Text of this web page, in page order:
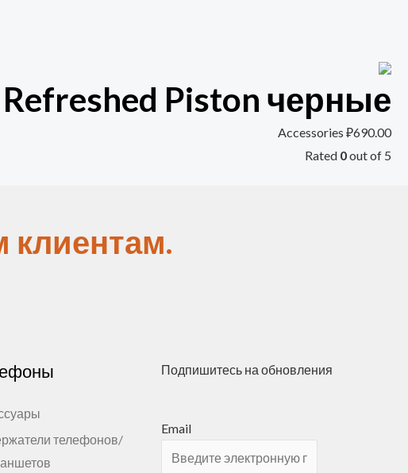
Piston черные
Accessories ₽690.00
Rated 0out of 5
клиентам.
телефонов/
Подпишитесь на обновления
Email